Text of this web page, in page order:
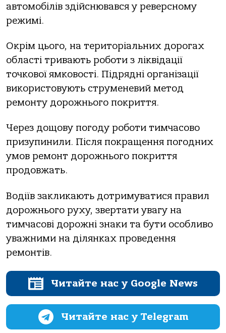
автомобілів здійснювався у реверсному
режимі.
Окрім цього, на територіальних дорогах
області тривають роботи з ліквідації
точкової ямковості. Підрядні організації
використовують струменевий метод
ремонту дорожнього покриття.
Через дощову погоду роботи тимчасово
призупинили. Після покращення погодних
умов ремонт дорожнього покриття
продовжать.
Водіїв закликають дотримуватися правил
дорожнього руху, звертати увагу на
тимчасові дорожні знаки та бути особливо
уважними на ділянках проведення
ремонтів.
Читайте нас у Google News
Читайте нас у Telegram